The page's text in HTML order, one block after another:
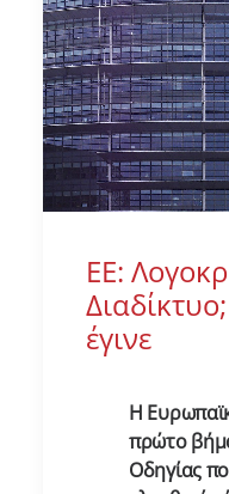
ΕΕ:
έγινε
Η
πρώτο
Οδηγίας